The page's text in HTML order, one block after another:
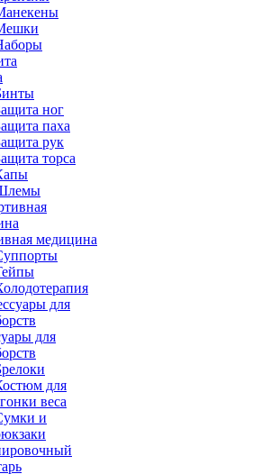
ног
паха
рук
торса
медицина
для
для
веса
и